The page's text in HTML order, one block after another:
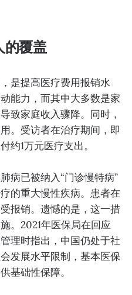
的覆盖
是提高医疗费用报销水
能力，而其中大多数是家
致家庭收入骤降。同时，
。受访者在治疗期间，即
约1万元医疗支出。
病已被纳入“门诊慢特病”
的重大慢性疾病。患者在
报销。遗憾的是，这一措
。2021年医保局在回应
理时指出，中国仍处于社
发展水平限制，基本医保
基础性保障。